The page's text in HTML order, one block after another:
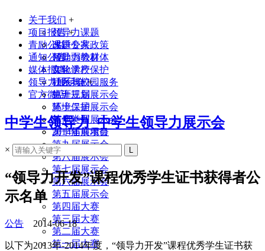
关于我们 +
领导力课题
课题专家
领导力教材
实验学校
联系我们
项目报告 +
改进公共政策
帮助弱势群体
文化遗产保护
社区与校园服务
生涯规划
环境保护
其他类型
2014年前项目
青励公益
通知公告
媒体报道
领导力展示会 +
第十三届展示会
第十二届展示会
第十一届展示会
第十届展示会
第九届展示会
第八届展示会
第七届展示会
第六届展示会
第五届展示会
第四届大赛
第三届大赛
第二届大赛
第一届大赛
官方微店
中学生领导力_中学生领导力展示会
×
“领导力开发”课程优秀学生证书获得者公
示名单
公告 2014-06-18
以下为2013年-2014年度，“领导力开发”课程优秀学生证书获